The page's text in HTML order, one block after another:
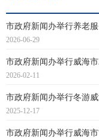
市政府新闻办举行养老
2026-06-29
市政府新闻办举行威海
2026-02-11
市政府新闻办举行冬游
2025-12-17
市政府新闻办举行威海